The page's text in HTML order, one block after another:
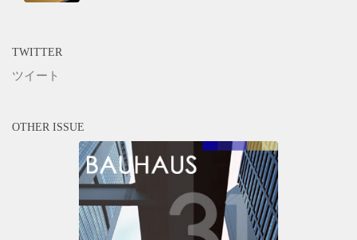
TWITTER
ツイート
OTHER ISSUE